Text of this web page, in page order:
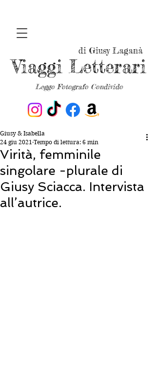
Leggo Fotografo Condivido
Viaggi Letterari
di Giusy Laganà
Virità, femminile
singolare -plurale di
Giusy Sciacca. Intervista
all’autrice.
Giusy & Isabella
24 giu 2021 Tempo di lettura: 6 min